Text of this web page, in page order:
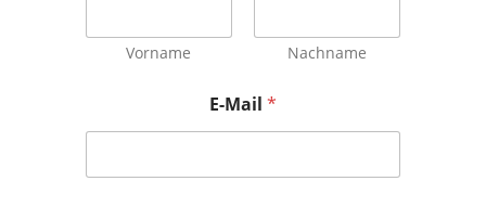
Vorname Nachname
E-Mail *